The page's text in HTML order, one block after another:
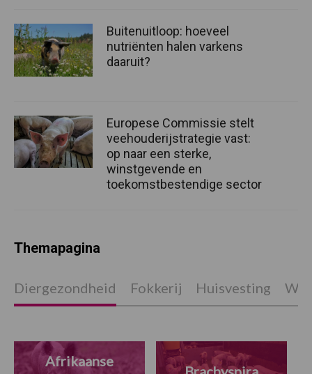
Buitenuitloop: hoeveel
nutriënten halen varkens
daaruit?
Europese Commissie stelt
veehouderijstrategie vast:
op naar een sterke,
winstgevende en
toekomstbestendige sector
Themapagina
Diergezondheid Fokkerij Huisvesting
Afrikaanse